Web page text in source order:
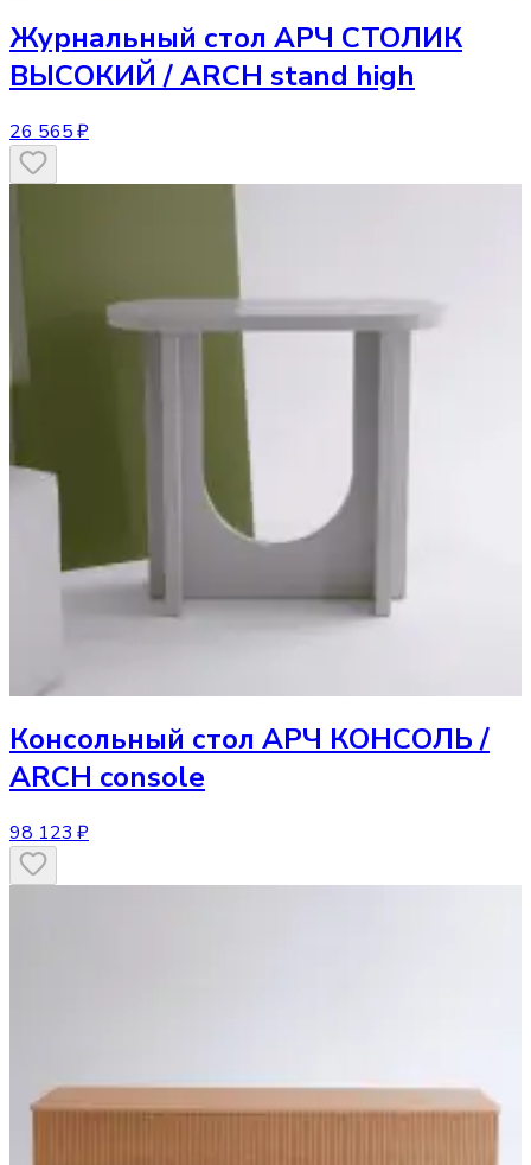
Журнальный стол АРЧ СТОЛИК
ВЫСОКИЙ / ARCH stand high
26 565 ₽
Консольный стол АРЧ КОНСОЛЬ /
ARCH console
98 123 ₽